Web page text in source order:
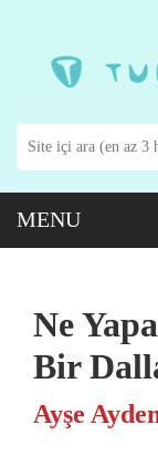
Ne
Bir
Ayşe